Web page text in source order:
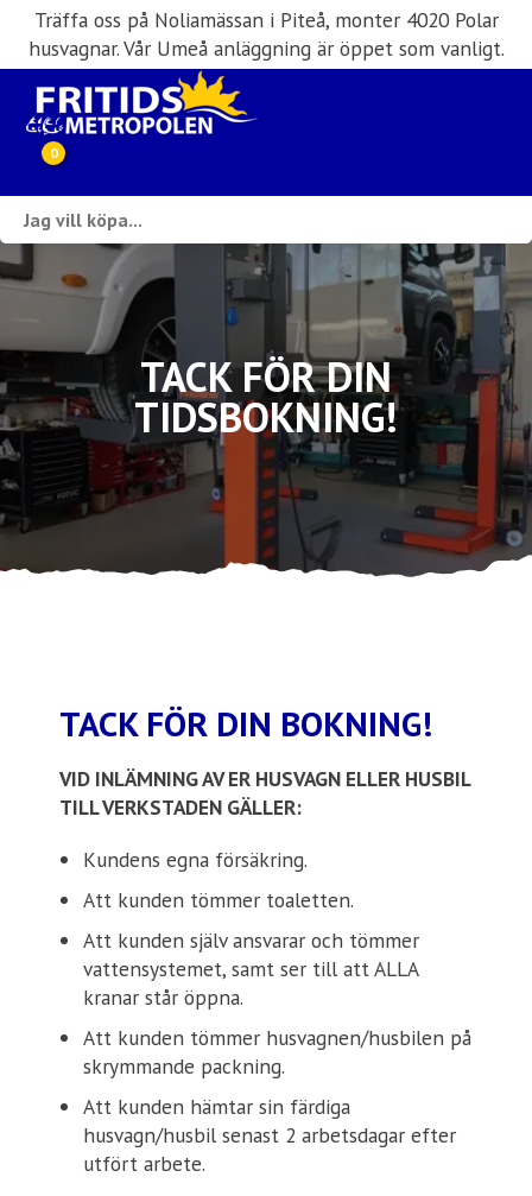
Träffa oss på Noliamässan i Piteå, monter 4020 Polar
husvagnar. Vår Umeå anläggning är öppet som vanligt.
0
Husbilar i lager
Husvagnar i lager
Inköp & förmedling
Husbilsuthyrning
Verkstad
Ställplats
TACK FÖR DIN
TIDSBOKNING!
TACK FÖR DIN BOKNING!
VID INLÄMNING AV ER HUSVAGN ELLER HUSBIL
TILL VERKSTADEN GÄLLER:
Kundens egna försäkring.
Att kunden tömmer toaletten.
Att kunden själv ansvarar och tömmer
vattensystemet, samt ser till att ALLA
kranar står öppna.
Att kunden tömmer husvagnen/husbilen på
skrymmande packning.
Att kunden hämtar sin färdiga
husvagn/husbil senast 2 arbetsdagar efter
utfört arbete.